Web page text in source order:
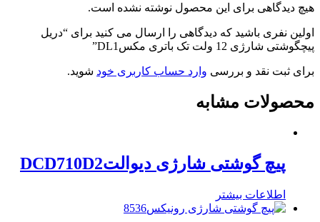
the
هیچ دیدگاهی برای این محصول نوشته نشده است.
اولین نفری باشید که دیدگاهی را ارسال می کنید برای “دریل
پیچگوشتی شارژی 12 ولت تک باتری مکسDL1”
برای ثبت نقد و بررسی وارد حساب کاربری خود شوید.
محصولات مشابه
پیچ گوشتی شارژی دیوالتDCD710D2
اطلاعات بیشتر